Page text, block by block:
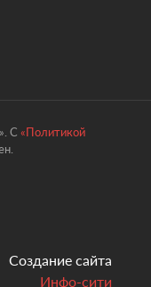
С«Политикой
Создание сайта
Инфо-сити